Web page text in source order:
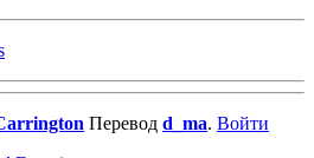
Перевод d_ma. Войти